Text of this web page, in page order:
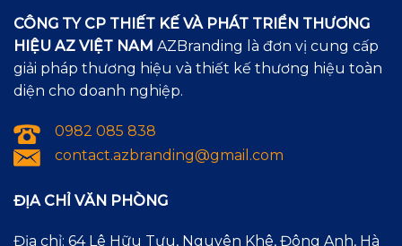
CÔNG TY CP THIẾT KẾ VÀ PHÁT TRIỂN THƯƠNG
HIỆU AZ VIỆT NAM AZBranding là đơn vị cung cấp
giải pháp thương hiệu và thiết kế thương hiệu toàn
diện cho doanh nghiệp.
0982 085 838
contact.azbranding@gmail.com
ĐỊA CHỈ VĂN PHÒNG
Địa chỉ: 64 Lê Hữu Tựu, Nguyên Khê, Đông Anh, Hà